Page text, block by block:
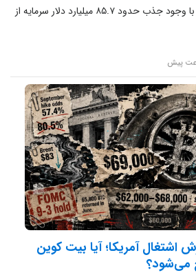
اسپیس ایکس (SpaceX) با وجود جذب حدود ۸۵.۷ میلیارد دلار سرمایه از
اشتغال آمریکا؛ آیا بیت‌ کوین
می‌شود؟